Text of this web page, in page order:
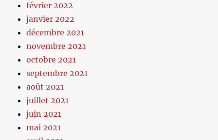
février 2022
janvier 2022
décembre 2021
novembre 2021
octobre 2021
septembre 2021
août 2021
juillet 2021
juin 2021
mai 2021